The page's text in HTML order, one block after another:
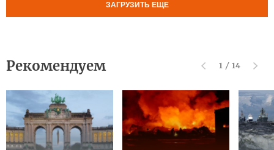
ЗАГРУЗИТЬ ЕЩЕ
Рекомендуем 1 / 14